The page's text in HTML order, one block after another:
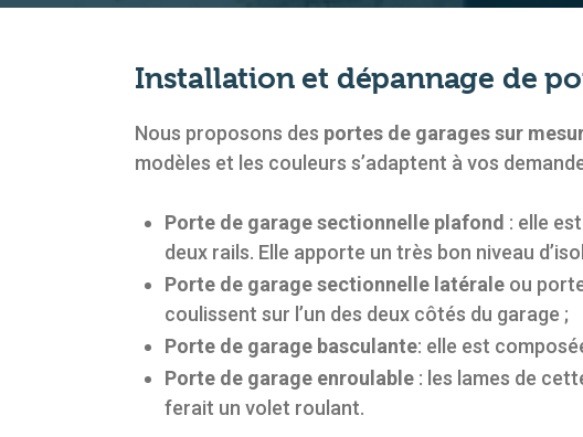
Installation et dépannage de
Nous proposons des portes de garages sur
modèles et les couleurs s’adaptent à vos
Porte de garage sectionnelle plafond : elle
deux rails. Elle apporte un très bon niveau
Porte de garage sectionnelle latérale ou
coulissent sur l’un des deux côtés du garage ;
Porte de garage basculante: elle est
Porte de garage enroulable : les lames de
ferait un volet roulant.